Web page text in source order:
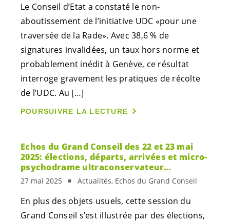
Le Conseil d’Etat a constaté le non-
aboutissement de l’initiative UDC «pour une
traversée de la Rade». Avec 38,6 % de
signatures invalidées, un taux hors norme et
probablement inédit à Genève, ce résultat
interroge gravement les pratiques de récolte
de l’UDC. Au […]
POURSUIVRE LA LECTURE
Echos du Grand Conseil des 22 et 23 mai
2025: élections, départs, arrivées et micro-
psychodrame ultraconservateur…
27 mai 2025 Actualités, Echos du Grand Conseil
En plus des objets usuels, cette session du
Grand Conseil s’est illustrée par des élections,